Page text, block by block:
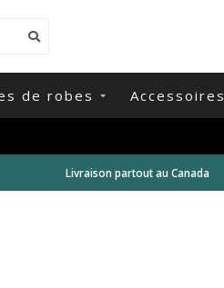
de robes Accessoires
Livraison partout au Canada